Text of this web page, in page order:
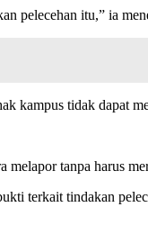
pelecehan itu,” ia
kampus tidak dapat
melapor tanpa harus
terkait tindakan